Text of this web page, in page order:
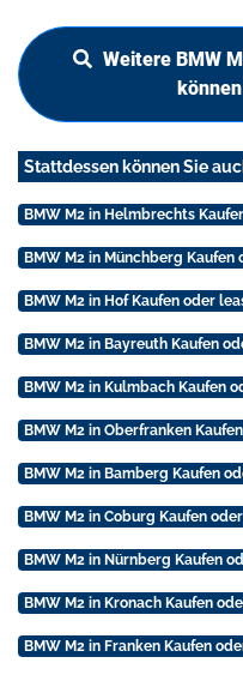
Weitere BMW
Stattdessen können Sie
BMW M2 in Helmbrechts
BMW M2 in Münchberg Kaufen
BMW M2 in Hof Kaufen oder
BMW M2 in Bayreuth Kaufen
BMW M2 in Kulmbach Kaufen
BMW M2 in Oberfranken
BMW M2 in Bamberg Kaufen
BMW M2 in Coburg Kaufen
BMW M2 in Nürnberg Kaufen
BMW M2 in Kronach Kaufen
BMW M2 in Franken Kaufen